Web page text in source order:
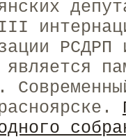
является